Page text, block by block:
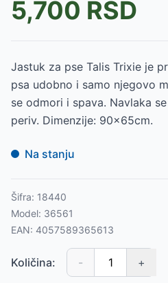
5,700 RSD
Jastuk za pse Talis Trixie je
psa udobno i samo njegovo
se odmori i spava. Navlaka
periv. Dimenzije: 90x65cm.
Na stanju
Šifra: 18440
Model: 36561
EAN: 4057589365613
Količina: - +